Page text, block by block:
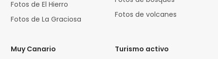
Fotos de El Hierro
Fotos de La Graciosa
Fotos de volcanes
Muy Canario Turismo activo